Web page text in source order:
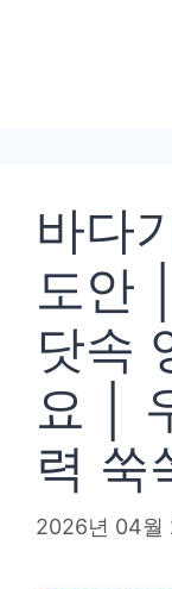
바다
도안
닷속
요 │
력 쑥
2026년 04월